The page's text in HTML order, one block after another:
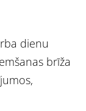
dienu
brīža